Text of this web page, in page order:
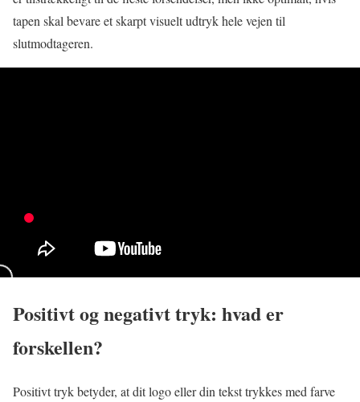
tapen skal bevare et skarpt visuelt udtryk hele vejen til
slutmodtageren.
Positivt og negativt tryk: hvad er
forskellen?
Positivt tryk betyder, at dit logo eller din tekst trykkes med farve